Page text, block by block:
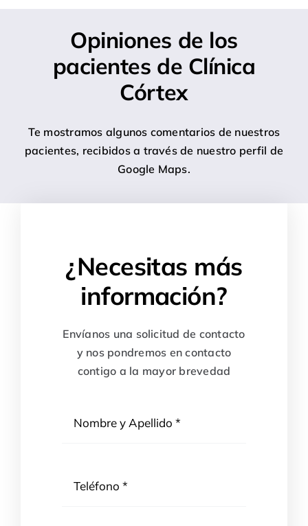
Opiniones de los
pacientes de Clínica
Córtex
Te mostramos algunos comentarios de nuestros
pacientes, recibidos a través de nuestro perfil de
Google Maps.
¿Necesitas más
información?
Envíanos una solicitud de contacto
y nos pondremos en contacto
contigo a la mayor brevedad